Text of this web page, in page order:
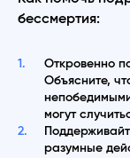
бессмертия:
Откровенно
Объясните,
могут
разумные